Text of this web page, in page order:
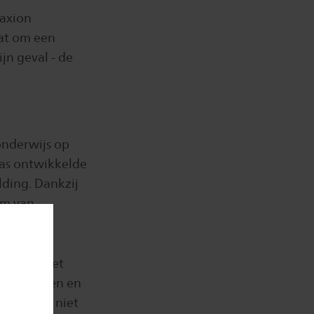
om een
geval - de
op
ontwikkelde
Dankzij
van
Met
en
als je niet